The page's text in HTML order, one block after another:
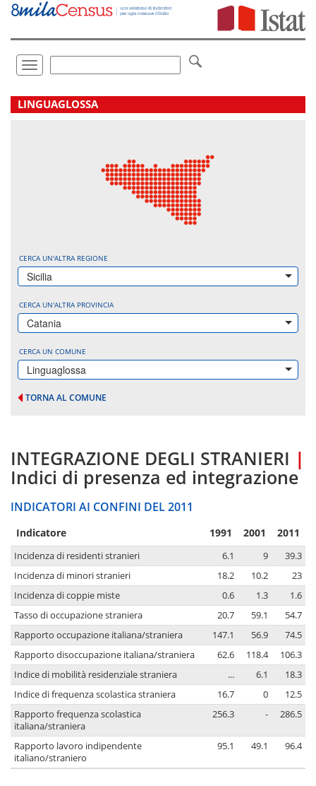
Vai
direttamente
Toggle
navigation
LINGUAGLOSSA
CERCA UN'ALTRA REGIONE
Sicilia
CERCA UN'ALTRA PROVINCIA
Catania
CERCA UN COMUNE
Linguaglossa
TORNA AL COMUNE
INTEGRAZIONE DEGLI STRANIERI |
Indici di presenza ed integrazione
INDICATORI AI CONFINI DEL 2011
Indicatore 1991 2001 2011
Incidenza di residenti stranieri 6.1 9
39.3
Incidenza di minori stranieri
18.2 10.2
23
Incidenza di coppie miste
0.6 1.3
1.6
Tasso di occupazione straniera
20.7 59.1
54.7
Rapporto occupazione italiana/straniera
147.1 56.9
74.5
Rapporto disoccupazione italiana/straniera
62.6 118.4
106.3
Indice di mobilità residenziale straniera
... 6.1
18.3
Indice di frequenza scolastica straniera
16.7 0
12.5
Rapporto frequenza scolastica
italiana/straniera
256.3 - 286.5
Rapporto lavoro indipendente
italiano/straniero
95.1 49.1 96.4